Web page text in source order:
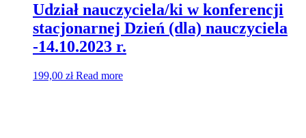
Udział nauczyciela/ki w konferencji
stacjonarnej Dzień (dla) nauczyciela
-14.10.2023 r.
199,00 zł Read more